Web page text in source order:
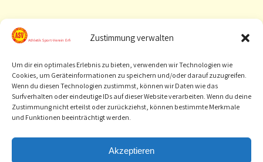
Zustimmung verwalten
Um dir ein optimales Erlebnis zu bieten, verwenden wir Technologien wie
Cookies, um Geräteinformationen zu speichern und/oder darauf zuzugreifen.
Wenn du diesen Technologien zustimmst, können wir Daten wie das
Surfverhalten oder eindeutige IDs auf dieser Website verarbeiten. Wenn du deine
Zustimmung nicht erteilst oder zurückziehst, können bestimmte Merkmale
und Funktionen beeinträchtigt werden.
Akzeptieren